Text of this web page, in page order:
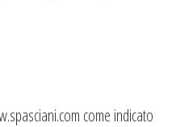
come indicato